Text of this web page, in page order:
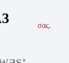
σας.